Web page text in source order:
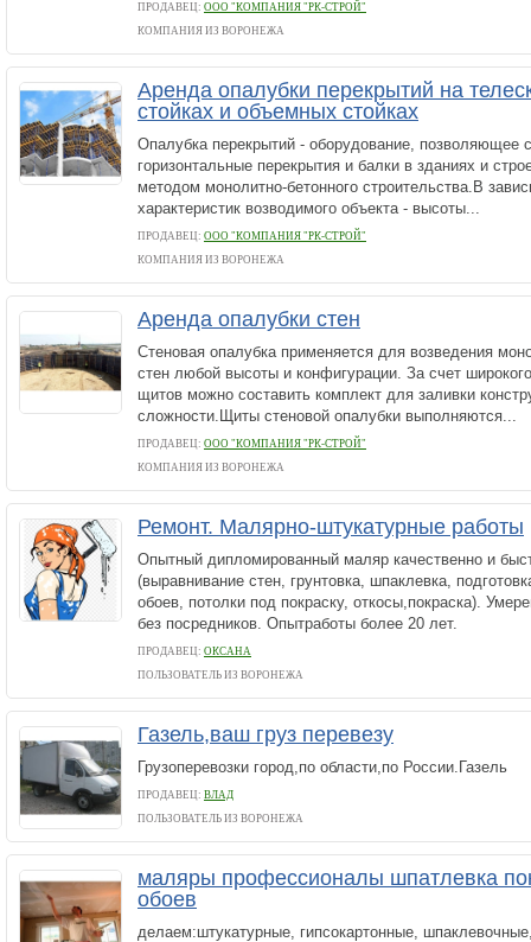
ПРОДАВЕЦ: ООО "КОМПАНИЯ "РК-СТРОЙ"
КОМПАНИЯ ИЗ ВОРОНЕЖА
Аренда опалубки перекрытий на
стойках и объемных стойках
Опалубка перекрытий - оборудование, позволяющее
горизонтальные перекрытия и балки в зданиях и
методом монолитно-бетонного строительства.В
характеристик возводимого объекта - высоты...
ПРОДАВЕЦ: ООО "КОМПАНИЯ "РК-СТРОЙ"
КОМПАНИЯ ИЗ ВОРОНЕЖА
Аренда опалубки стен
Стеновая опалубка применяется для возведения
стен любой высоты и конфигурации. За счет
щитов можно составить комплект для заливки
сложности.Щиты стеновой опалубки выполняются...
ПРОДАВЕЦ: ООО "КОМПАНИЯ "РК-СТРОЙ"
КОМПАНИЯ ИЗ ВОРОНЕЖА
Ремонт. Малярно-штукатурные работы
Опытный дипломированный маляр качественно и
(выравнивание стен, грунтовка, шпаклевка,
обоев, потолки под покраску, откосы,покраска).
без посредников. Опытработы более 20 лет.
ПРОДАВЕЦ: ОКСАНА
ПОЛЬЗОВАТЕЛЬ ИЗ ВОРОНЕЖА
Газель,ваш груз перевезу
Грузоперевозки город,по области,по России.Газель
ПРОДАВЕЦ: ВЛАД
ПОЛЬЗОВАТЕЛЬ ИЗ ВОРОНЕЖА
маляры профессионалы шпатлевка
обоев
делаем:штукатурные, гипсокартонные,